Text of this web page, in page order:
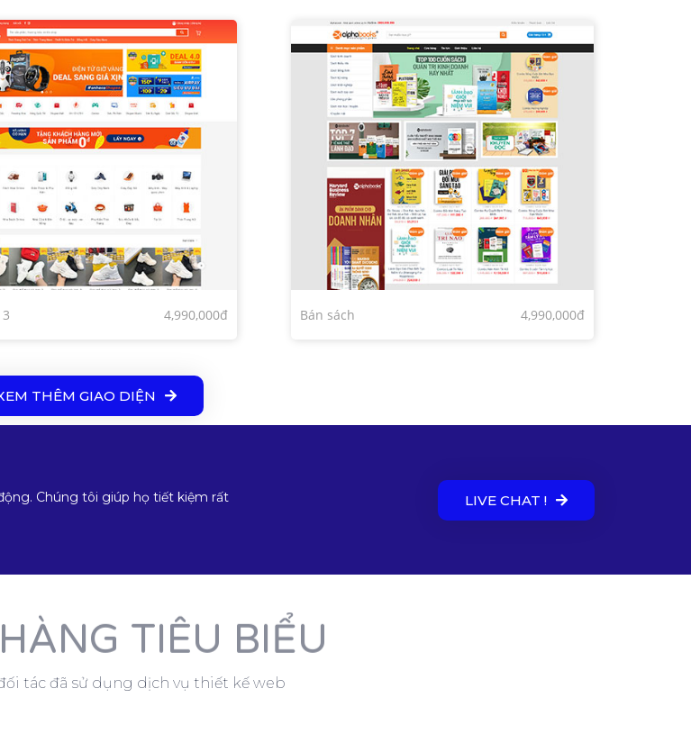
4,990,000đ Bán sách 4,990,000đ
THÊM GIAO DIỆN
Chúng tôi giúp họ tiết kiệm rất
LIVE CHAT !
TIÊU BIỂU
tác đã sử dụng dịch vụ thiết kế web